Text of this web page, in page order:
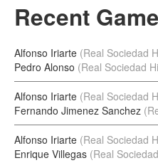
Recent
Alfonso Iriarte (Real Sociedad
Pedro Alonso (Real Sociedad
Alfonso Iriarte (Real Sociedad
Fernando Jimenez Sanchez
Alfonso Iriarte (Real Sociedad
Enrique Villegas (Real